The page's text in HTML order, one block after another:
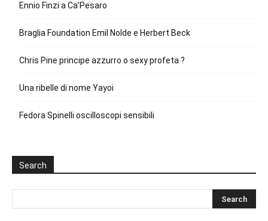
Ennio Finzi a Ca’Pesaro
Braglia Foundation Emil Nolde e Herbert Beck
Chris Pine principe azzurro o sexy profeta ?
Una ribelle di nome Yayoi
Fedora Spinelli oscilloscopi sensibili
Search